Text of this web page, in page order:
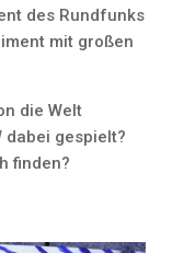
des Rundfunks
mit großen
die Welt
dabei gespielt?
finden?